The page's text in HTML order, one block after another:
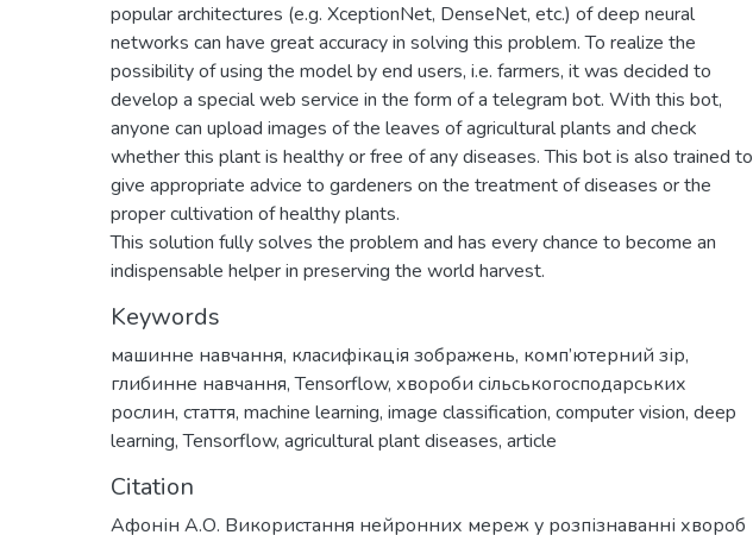
popular architectures (e.g. XceptionNet, DenseNet, etc.) of deep neural
networks can have great accuracy in solving this problem. To realize the
possibility of using the model by end users, i.e. farmers, it was decided to
develop a special web service in the form of a telegram bot. With this bot,
anyone can upload images of the leaves of agricultural plants and check
whether this plant is healthy or free of any diseases. This bot is also trained to
give appropriate advice to gardeners on the treatment of diseases or the
proper cultivation of healthy plants.
This solution fully solves the problem and has every chance to become an
indispensable helper in preserving the world harvest.
Keywords
машинне навчання, класифікація зображень, комп’ютерний зір,
глибинне навчання,Tensorflow, хвороби сільськогосподарських
рослин, стаття, machine learning, image classification, computer vision, deep
learning,Tensorflow, agricultural plant diseases, article
Citation
Афонін А.О. Використання нейронних мереж у розпізнаванні хвороб